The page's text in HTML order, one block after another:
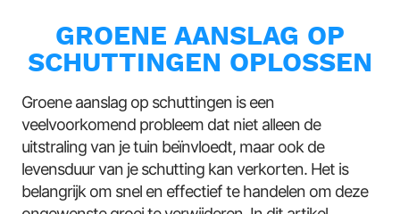
GROENE AANSLAG OP
SCHUTTINGEN OPLOSSEN
Groene aanslag op schuttingen is een
veelvoorkomend probleem dat niet alleen de
uitstraling van je tuin beïnvloedt, maar ook de
levensduur van je schutting kan verkorten. Het is
belangrijk om snel en effectief te handelen om deze